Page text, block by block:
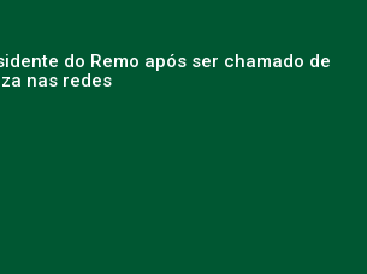
do Remo após ser chamado de
nas redes